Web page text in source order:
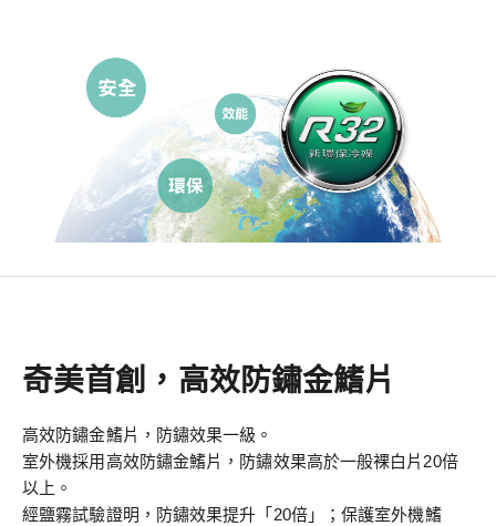
奇美首創，高效防鏽金鰭片
高效防鏽金鰭片，防鏽效果一級。
室外機採用高效防鏽金鰭片，防鏽效果高於一般裸白片20倍
以上。
經鹽霧試驗證明，防鏽效果提升「20倍」；保護室外機鰭